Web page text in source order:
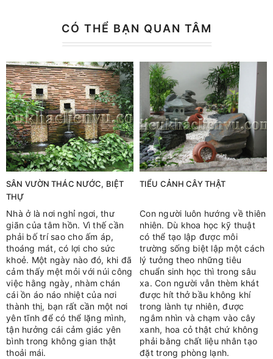
CÓ THỂ BẠN QUAN TÂM
SÂN VƯỜN THÁC NƯỚC, BIỆT
THỰ
Nhà ở là nơi nghỉ ngơi, thư
giãn của tâm hồn. Vì thế cần
phải bố trí sao cho ấm áp,
thoáng mát, có lợi cho sức
khoẻ. Một ngày nào đó, khi đã
cảm thấy mệt mỏi với núi công
việc hằng ngày, nhàm chán
cái ồn áo náo nhiệt của nơi
thành thị, bạn rất cần một nơi
yên tĩnh để có thể lặng mình,
tận hưởng cái cảm giác yên
bình trong không gian thật
thoải mái.
TIỂU CẢNH CÂY THẬT
Con người luôn hướng về thiên
nhiên. Dù khoa học kỹ thuật
có thể tạo lập được môi
trường sống biệt lập một cách
lý tưởng theo những tiêu
chuẩn sinh học thì trong sâu
xa. Con người vẫn thèm khát
được hít thở bầu không khí
trong lành tự nhiên, được
ngắm nhìn và chạm vào cây
xanh, hoa cỏ thật chứ không
phải bằng chất liệu nhân tạo
đặt trong phòng lạnh.